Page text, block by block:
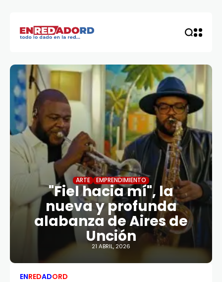
ARTE EMPRENDIMIENTO
"Fiel hacia mí", la
nueva y profunda
alabanza de Aires de
Unción
21 ABRIL, 2026
ENREDADORD